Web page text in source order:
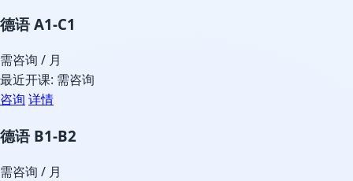
德语 A1-C1
需咨询 / 月
最近开课: 需咨询
咨询 详情
德语 B1-B2
需咨询 / 月